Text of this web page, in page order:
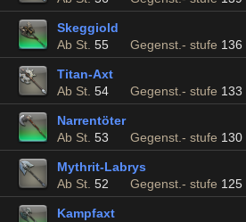
Skeggiold
Ab St. 55 Gegenst.- stufe 136
Titan-Axt
Ab St. 54 Gegenst.- stufe 133
Narrentöter
Ab St. 53 Gegenst.- stufe 130
Mythrit-Labrys
Ab St. 52 Gegenst.- stufe 125
Kampfaxt